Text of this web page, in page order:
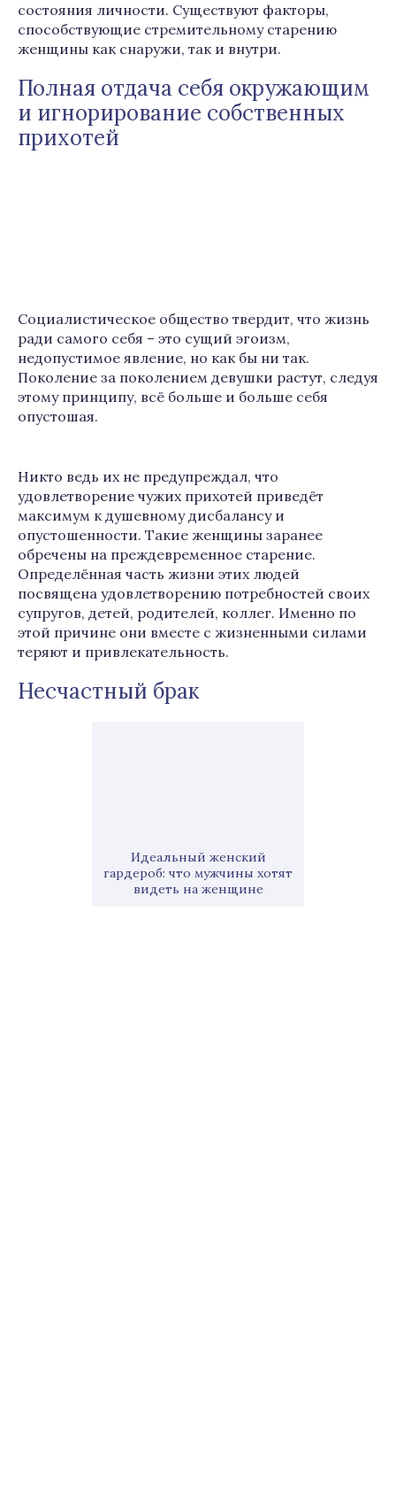
состояния личности. Существуют факторы,
способствующие стремительному старению
женщины как снаружи, так и внутри.
Полная отдача себя окружающим
и игнорирование собственных
прихотей
Социалистическое общество твердит, что жизнь
ради самого себя – это сущий эгоизм,
недопустимое явление, но как бы ни так.
Поколение за поколением девушки растут, следуя
этому принципу, всё больше и больше себя
опустошая.
Никто ведь их не предупреждал, что
удовлетворение чужих прихотей приведёт
максимум к душевному дисбалансу и
опустошенности. Такие женщины заранее
обречены на преждевременное старение.
Определённая часть жизни этих людей
посвящена удовлетворению потребностей своих
супругов, детей, родителей, коллег. Именно по
этой причине они вместе с жизненными силами
теряют и привлекательность.
Несчастный брак
Идеальный женский
гардероб: что мужчины хотят
видеть на женщине